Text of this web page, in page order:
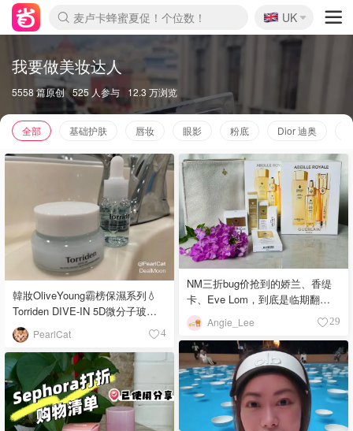
麦卢卡蜂蜜夏促！个位数！
Prada/Miu 4.8折！
啥？必胜客披萨5折！
🇬🇧
UK
我要做美妆达人
5558 篇原创 525 人参与 12.3 万浏览
全部 基础护肤 唇妆 眼影 粉底 Dior 迪奥
韓妝OliveYoung霸榜保濕系列💧
Torriden DIVE-IN 5D微分子玻尿
酸保濕組PearlCat 4
NM三折bug价抢到的娇兰、香缇
卡、Eve Lom，到底是临期翻车
还是真香现场？
Angie_Lee 29